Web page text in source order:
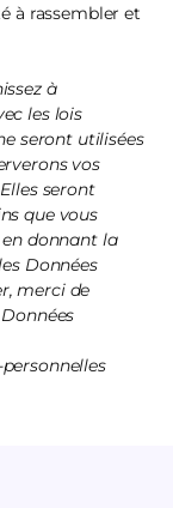
à rassembler et
à
les lois
seront utilisées
vos
seront
que vous
en donnant la
Données
merci de